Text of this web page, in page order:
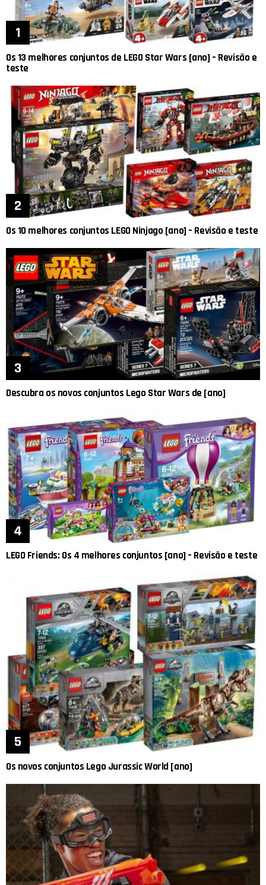
Os 13 melhores conjuntos de LEGO Star Wars [ano] – Revisão e
teste
Os 10 melhores conjuntos LEGO Ninjago [ano] – Revisão e teste
Descubra os novos conjuntos Lego Star Wars de [ano]
LEGO Friends: Os 4 melhores conjuntos [ano] – Revisão e teste
Os novos conjuntos Lego Jurassic World [ano]